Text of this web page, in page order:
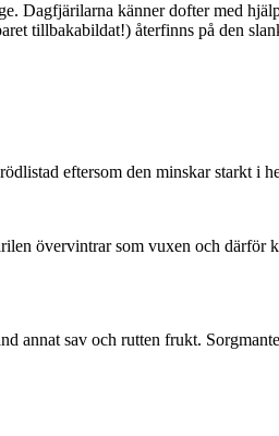
Dagfjärilarna känner dofter med
tillbakabildat!) återfinns på den
eftersom den minskar starkt i
övervintrar som vuxen och därför
annat sav och rutten frukt.